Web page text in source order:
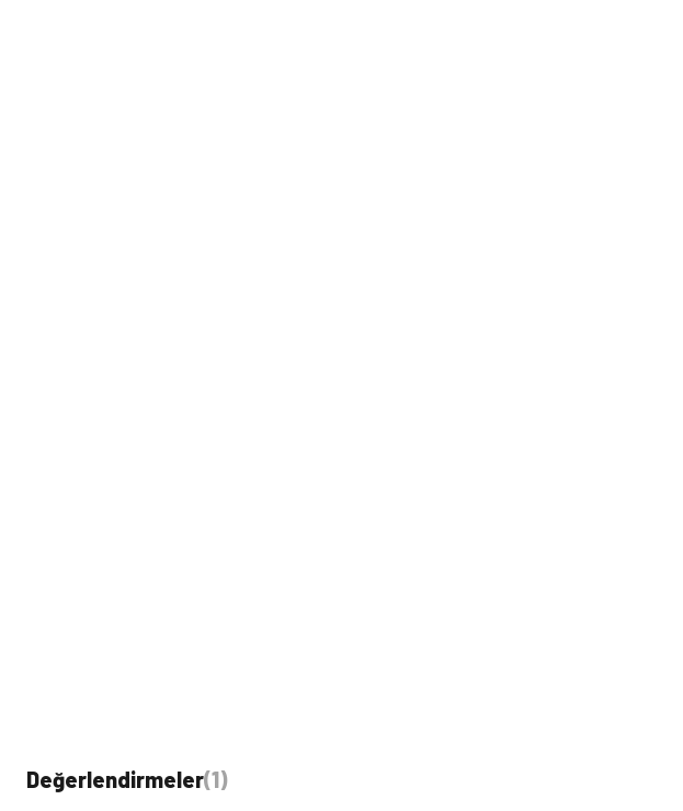
Değerlendirmeler(1)